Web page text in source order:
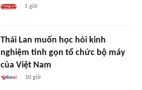
1 giờ
Thái Lan muốn học hỏi kinh
nghiệm tinh gọn tổ chức bộ máy
của Việt Nam
10 giờ